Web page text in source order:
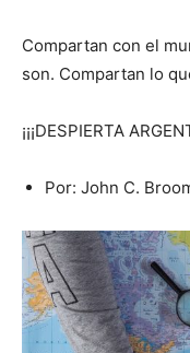
Compartan con el
son. Compartan lo
¡¡¡DESPIERTA
Por: John C.